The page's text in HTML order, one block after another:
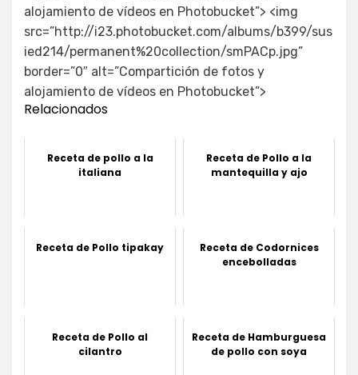
alojamiento de vídeos en Photobucket”> <img
src=”http://i23.photobucket.com/albums/b399/sus
ied214/permanent%20collection/smPACp.jpg”
border=”0″ alt=”Compartición de fotos y
alojamiento de vídeos en Photobucket”>
Relacionados
Receta de pollo a la
italiana
Receta de Pollo a la
mantequilla y ajo
Receta de Pollo tipakay
Receta de Codornices
encebolladas
Receta de Pollo al
cilantro
Receta de Hamburguesa
de pollo con soya